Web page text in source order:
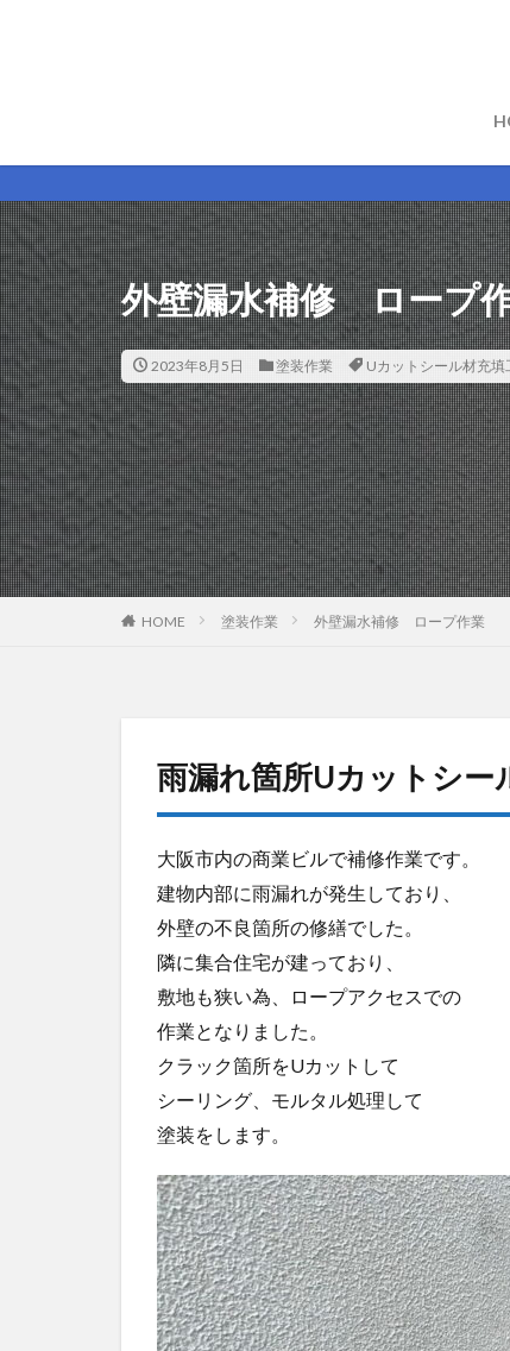
外壁漏水補修 ロープ
2023年8月5日 塗装作業 Uカットシール材充填
HOME 塗装作業 外壁漏水補修 ロープ作業
雨漏れ箇所Uカットシー
大阪市内の商業ビルで補修作業です。
建物内部に雨漏れが発生しており、
外壁の不良箇所の修繕でした。
隣に集合住宅が建っており、
敷地も狭い為、ロープアクセスでの
作業となりました。
クラック箇所をUカットして
シーリング、モルタル処理して
塗装をします。